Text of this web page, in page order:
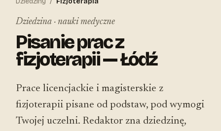
Dziedzina · nauki medyczne
Pisanie prac z
fizjoterapii — Łódź
Prace licencjackie i magisterskie z
fizjoterapii pisane od podstaw, pod wymogi
Twojej uczelni. Redaktor zna dziedzinę,